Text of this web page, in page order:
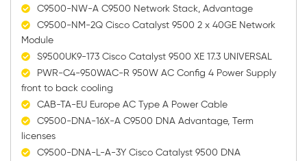
C9500-NW-A C9500 Network Stack, Advantage
C9500-NM-2Q Cisco Catalyst 9500 2 x 40GE Network
Module
S9500UK9-173 Cisco Catalyst 9500 XE 17.3 UNIVERSAL
PWR-C4-950WAC-R 950W AC Config 4 Power Supply
front to back cooling
CAB-TA-EU Europe AC Type A Power Cable
C9500-DNA-16X-A C9500 DNA Advantage, Term
licenses
C9500-DNA-L-A-3Y Cisco Catalyst 9500 DNA